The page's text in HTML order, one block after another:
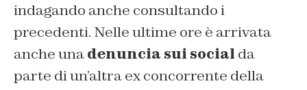
indagando anche consultando i
precedenti. Nelle ultime ore è arrivata
anche unadenuncia sui social da
parte di un’altra ex concorrente della